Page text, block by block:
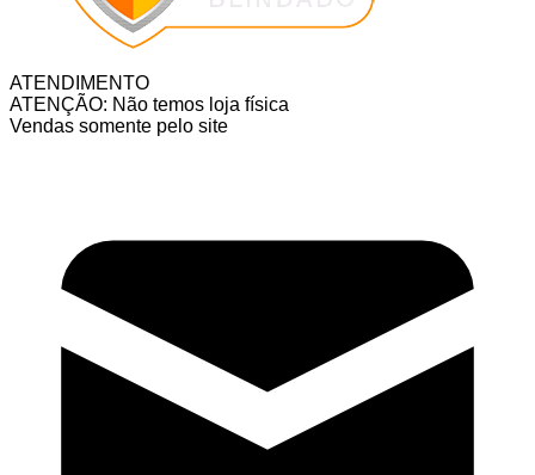
ATENDIMENTO
ATENÇÃO: Não temos loja física
Vendas somente pelo site